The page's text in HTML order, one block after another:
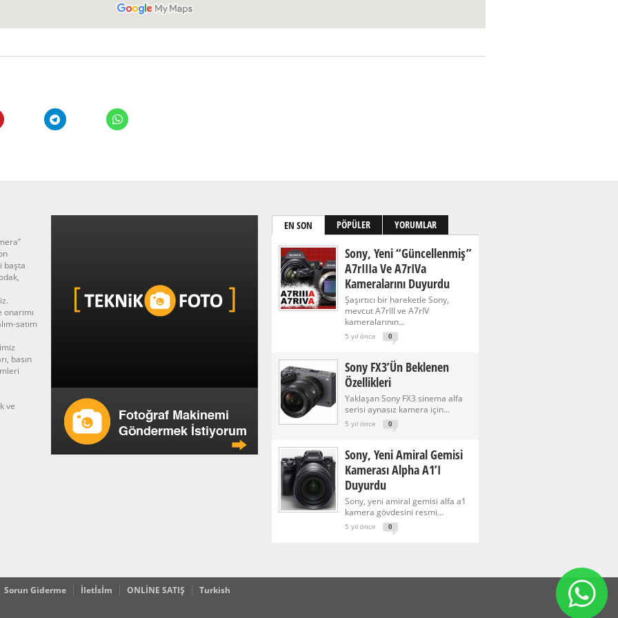
başta
satım
basın
ve
EN SON PÖPÜLER YORUMLAR
Sony, Yeni “güncellenmiş”
A7rIIIa Ve A7rIVa
Kameralarını Duyurdu
Şaşırtıcı bir hareketle Sony,
mevcut A7rIII ve A7rIV
kameralarının...
5 yıl önce 0
Sony FX3’ün Beklenen
Özellikleri
Yaklaşan Sony FX3 sinema alfa
serisi aynasız kamera için...
5 yıl önce 0
Sony, Yeni Amiral Gemisi
Kamerası Alpha A1’i
Duyurdu
Sony, yeni amiral gemisi alfa a1
kamera gövdesini resmi...
5 yıl önce 0
Sorun Giderme İletİsİm ONLİNE SATIŞ Turkish